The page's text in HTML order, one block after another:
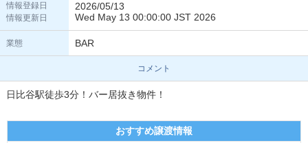
情報登録日
情報更新日
2026/05/13
Wed May 13 00:00:00 JST 2026
業態 BAR
コメント
日比谷駅徒歩3分！バー居抜き物件！
おすすめ譲渡情報